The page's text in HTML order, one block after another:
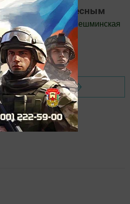
и интересным
канале"
Шешминская
в Яндекс.Новости
новости